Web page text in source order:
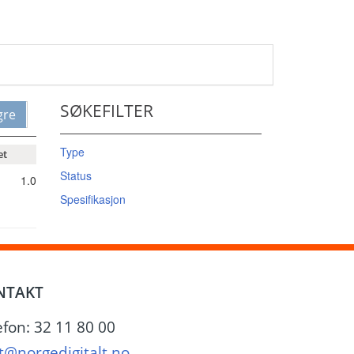
1.0
SØKEFILTER
Type
Status
Spesifikasjon